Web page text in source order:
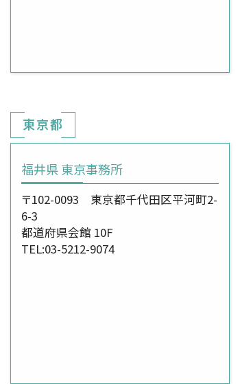
東京都
福井県 東京事務所
〒102-0093 東京都千代田区平河町2-
6-3
都道府県会館 10F
TEL:03-5212-9074